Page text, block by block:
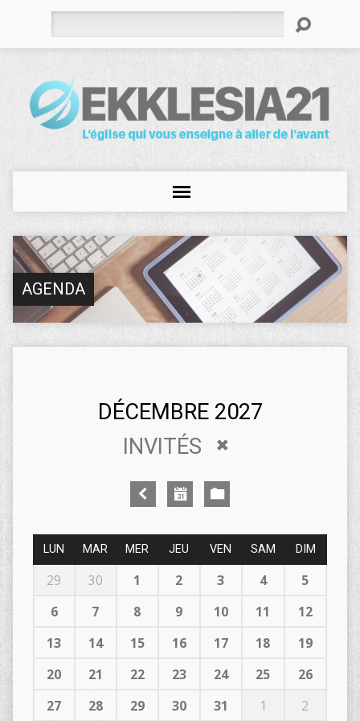
AGENDA
DÉCEMBRE 2027
INVITÉS
LUN MAR MER JEU VEN SAM DIM
29 30 1 2 3 4
5
6
7 8 9 10 11
12
13
14 15 16 17 18
19
20
21 22 23 24 25
26
27
28 29 30 31 1 2